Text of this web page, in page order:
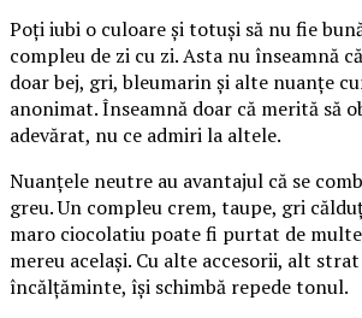
Poți iubi o culoare și totuși să nu fie
compleu de zi cu zi. Asta nu înseamnă
doar bej, gri, bleumarin și alte nuanțe
anonimat. Înseamnă doar că merită să
adevărat, nu ce admiri la altele.
Nuanțele neutre au avantajul că se
greu. Un compleu crem, taupe, gri
maro ciocolatiu poate fi purtat de
mereu același. Cu alte accesorii, alt
încălțăminte, își schimbă repede tonul.